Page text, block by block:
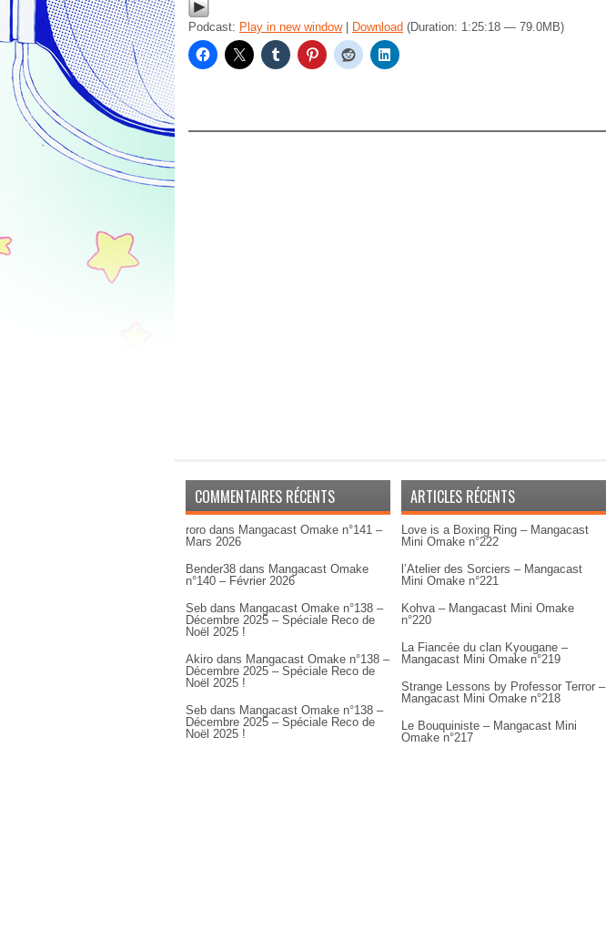
Podcast: Play in new window| Download (Duration: 1:25:18 — 79.0MB)
COMMENTAIRES RÉCENTS
roro dans Mangacast Omake n°141 –
Mars 2026
Bender38 dans Mangacast Omake
n°140 – Février 2026
Seb dans Mangacast Omake n°138 –
Décembre 2025 – Spéciale Reco de
Noël 2025 !
Akiro dans Mangacast Omake n°138 –
Décembre 2025 – Spéciale Reco de
Noël 2025 !
Seb dans Mangacast Omake n°138 –
Décembre 2025 – Spéciale Reco de
Noël 2025 !
ARTICLES RÉCENTS
Love is a Boxing Ring – Mangacast
Mini Omake n°222
l’Atelier des Sorciers – Mangacast
Mini Omake n°221
Kohva – Mangacast Mini Omake
n°220
La Fiancée du clan Kyougane –
Mangacast Mini Omake n°219
Strange Lessons by Professor Terror –
Mangacast Mini Omake n°218
Le Bouquiniste – Mangacast Mini
Omake n°217